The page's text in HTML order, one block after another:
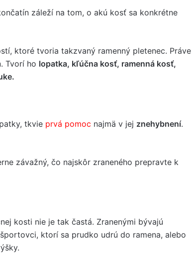
záleží na tom, o akú kosť sa konkrétne
ktoré tvoria takzvaný ramenný pletenec. Práve
Tvorí ho lopatka, kľúčna kosť, ramenná kosť,
tkvie prvá pomoc najmä v jej znehybnení.
závažný, čo najskôr zraneného prepravte k
kosti nie je tak častá. Zranenými bývajú
ktorí sa prudko udrú do ramena, alebo